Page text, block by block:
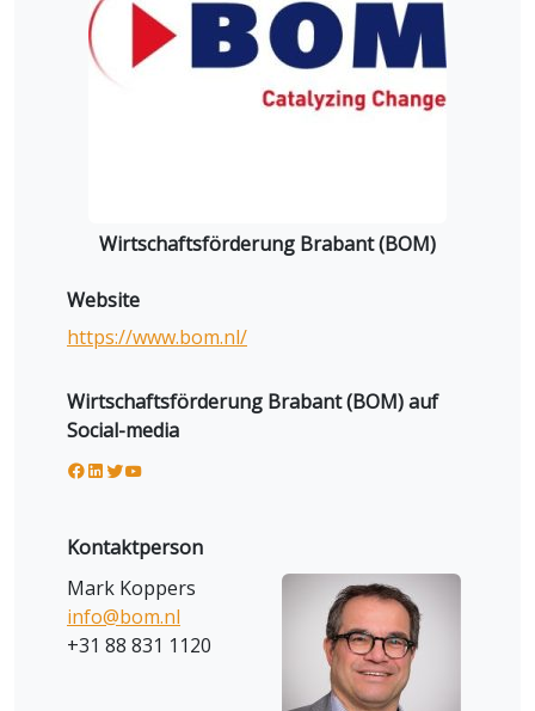
Wirtschaftsförderung Brabant (BOM)
Website
https://www.bom.nl/
Wirtschaftsförderung Brabant (BOM) auf
Social-media
Kontaktperson
Mark Koppers
info@bom.nl
+31 88 831 1120